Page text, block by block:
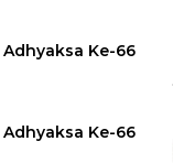
Ke-66
Ke-66